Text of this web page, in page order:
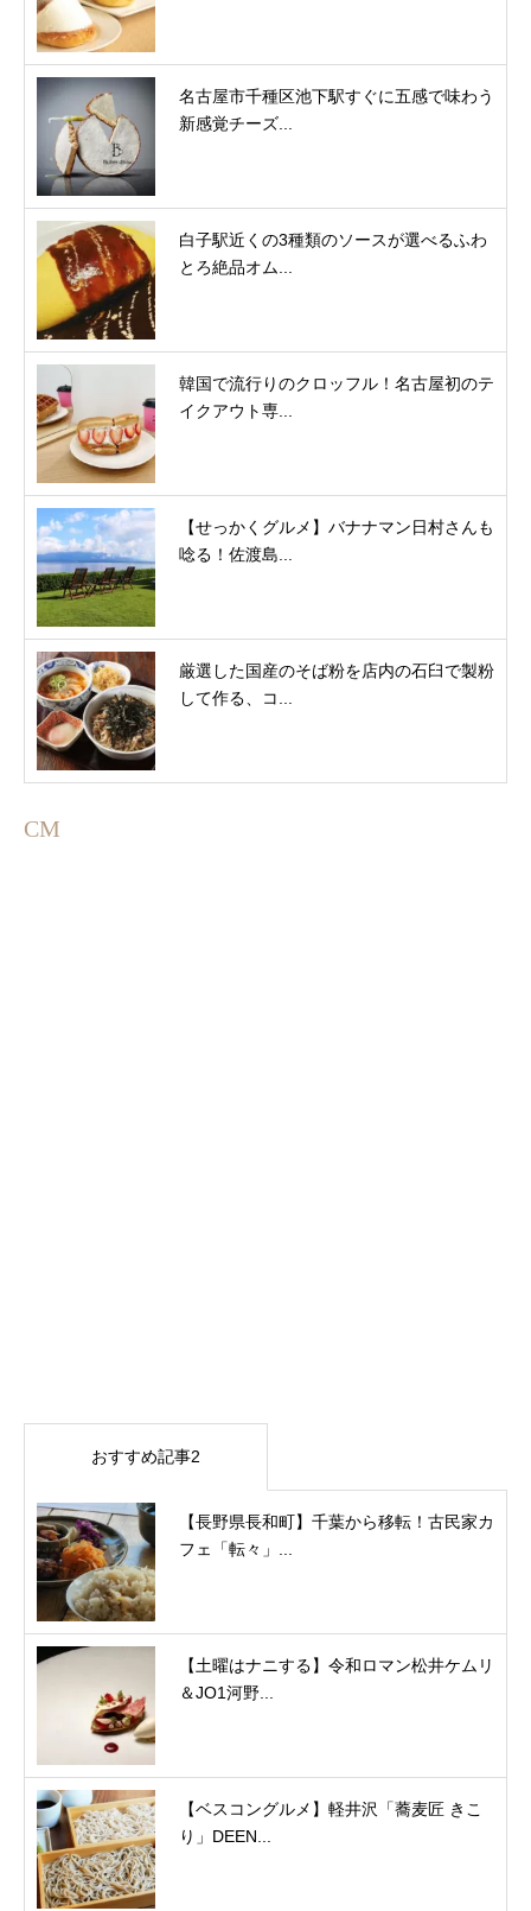
名古屋市千種区池下駅すぐに五感で味わう
新感覚チーズ...
白子駅近くの3種類のソースが選べるふわ
とろ絶品オム...
韓国で流行りのクロッフル！名古屋初のテ
イクアウト専...
【せっかくグルメ】バナナマン日村さんも
唸る！佐渡島...
厳選した国産のそば粉を店内の石臼で製粉
して作る、コ...
CM
おすすめ記事2
【長野県長和町】千葉から移転！古民家カ
フェ「転々」...
【土曜はナニする】令和ロマン松井ケムリ
＆JO1河野...
【ベスコングルメ】軽井沢「蕎麦匠 きこ
り」DEEN...